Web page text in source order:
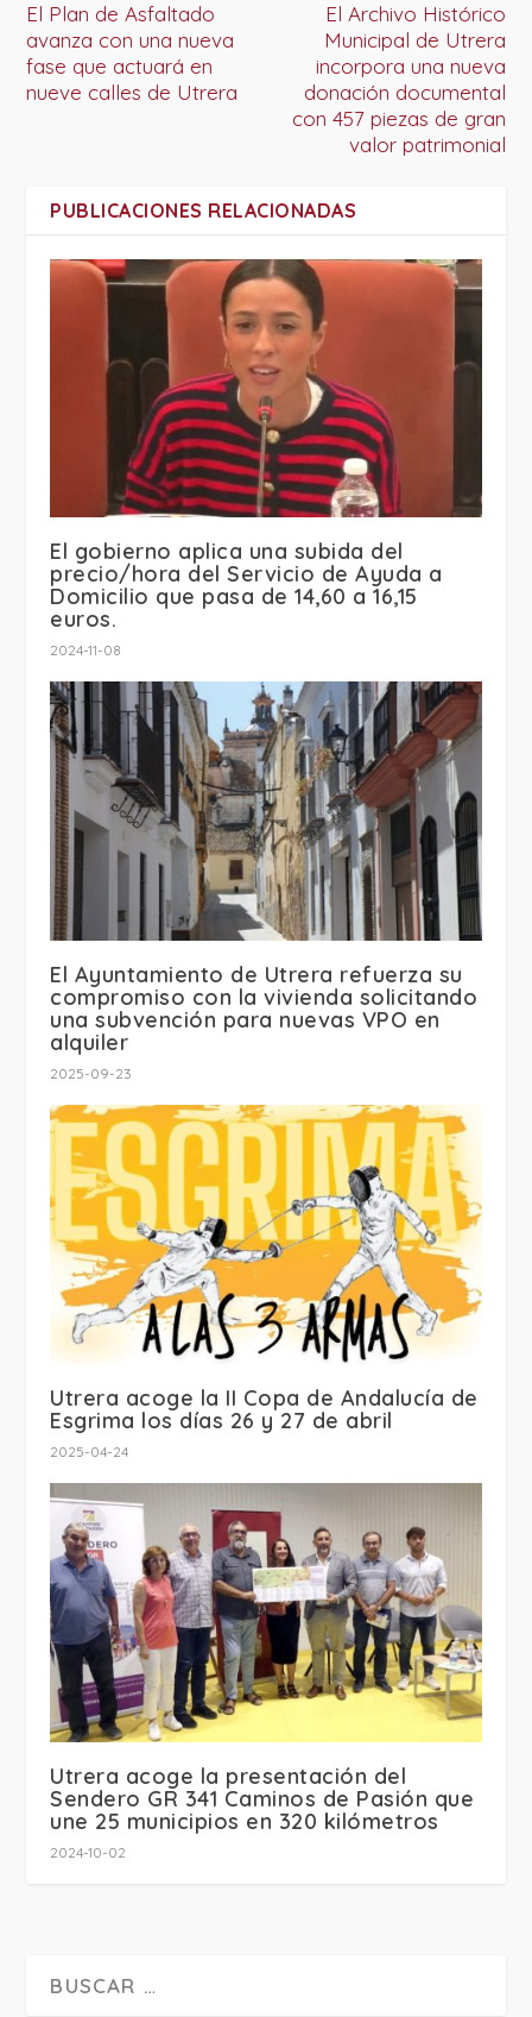
El Plan de Asfaltado
avanza con una nueva
fase que actuará en
nueve calles de Utrera
El Archivo Histórico
Municipal de Utrera
incorpora una nueva
donación documental
con 457 piezas de gran
valor patrimonial
PUBLICACIONES RELACIONADAS
El gobierno aplica una subida del
precio/hora del Servicio de Ayuda a
Domicilio que pasa de 14,60 a 16,15
euros.
2024-11-08
El Ayuntamiento de Utrera refuerza su
compromiso con la vivienda solicitando
una subvención para nuevas VPO en
alquiler
2025-09-23
Utrera acoge la II Copa de Andalucía de
Esgrima los días 26 y 27 de abril
2025-04-24
Utrera acoge la presentación del
Sendero GR 341 Caminos de Pasión que
une 25 municipios en 320 kilómetros
2024-10-02